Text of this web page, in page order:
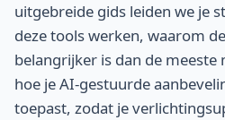
uitgebreide gids leiden we je
deze tools werken, waarom
belangrijker is dan de meeste
hoe je AI-gestuurde
toepast, zodat je